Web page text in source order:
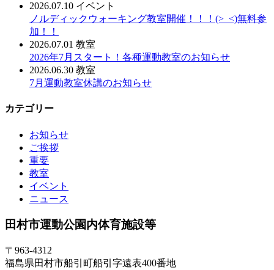
2026.07.10 イベント
ノルディックウォーキング教室開催！！！(>_<)無料参
加！！
2026.07.01 教室
2026年7月スタート！各種運動教室のお知らせ
2026.06.30 教室
7月運動教室休講のお知らせ
カテゴリー
お知らせ
ご挨拶
重要
教室
イベント
ニュース
田村市運動公園内体育施設等
〒963-4312
福島県田村市船引町船引字遠表400番地